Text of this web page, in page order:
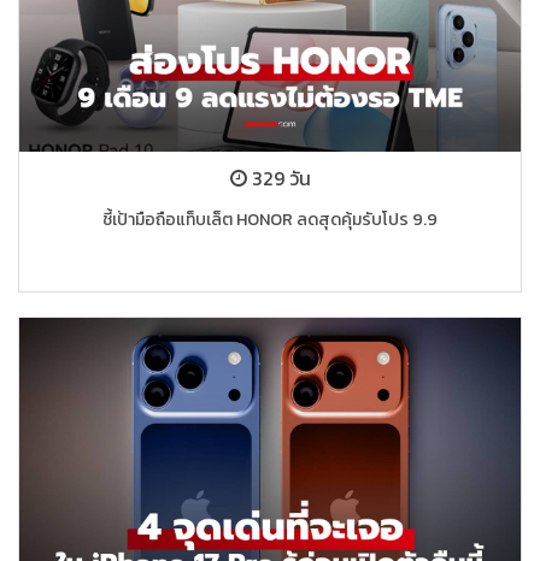
329 วัน
ชี้เป้ามือถือแท็บเล็ต HONOR ลดสุดคุ้มรับโปร 9.9